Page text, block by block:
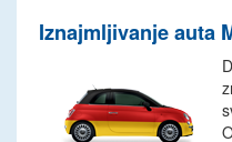
Iznajmljivanje auta